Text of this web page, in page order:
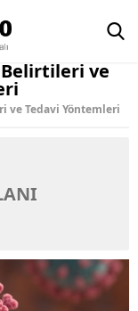
ve
ve Tedavi Yöntemleri